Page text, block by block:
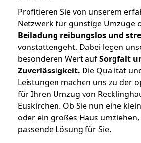
Profitieren Sie von unserem
Netzwerk für günstige Umzüge
Beiladung reibungslos und
vonstattengeht. Dabei legen
besonderen Wert aufSorgfalt
Zuverlässigkeit. Die Qualität
Leistungen machen uns zu der
für Ihren Umzug von
Euskirchen. Ob Sie nun eine
oder ein großes Haus
passende Lösung für Sie.